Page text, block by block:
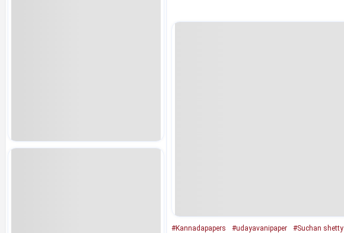
#Kannadapapers #udayavanipaper #Suchan shetty